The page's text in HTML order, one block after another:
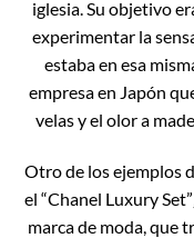
iglesia. Su objetivo
experimentar la
estaba en esa
empresa en Japón
velas y el olor a
Otro de los ejemplos
el “Chanel Luxury Set”
marca de moda, que